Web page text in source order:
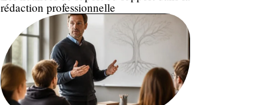
rédaction professionnelle